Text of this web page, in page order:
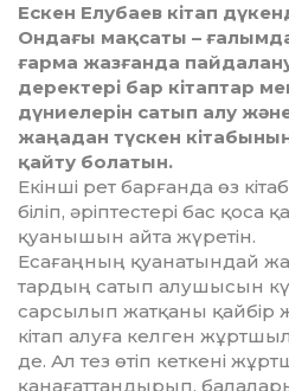
Ескен Елубаев кітап
Ондағы мақсаты –
ғарма жазғанда
деректері бар кі­таптар
дүниелерін сатып алу
жаңадан түскен
қайту болатын.
Екінші рет барғанда өз
біліп, әріптестері бас
қуа­нышын айта жүретін.
Есағаңның қуанатындай
тар­дың сатып алушысын
сарсылып жат­қа­ны қайбір
кітап алуға келген
де. Ал тез өтіп кеткені
қанағаттандырып,